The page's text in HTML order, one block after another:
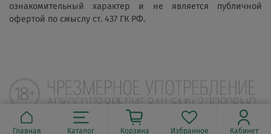
ознакомительный характер и не является публичной
офертой по смыслу ст. 437 ГК РФ.
Главная Каталог Корзина Избранное Кабинет